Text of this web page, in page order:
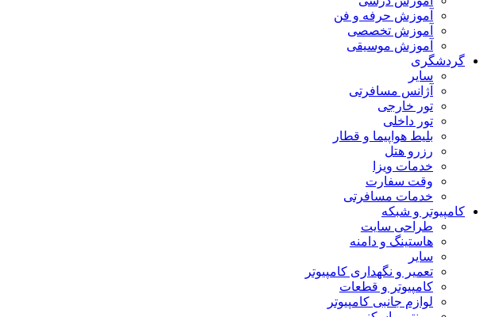
آموزش حرفه و فن
آموزش تخصصی
آموزش موسیقی
گردشگری
سایر
آژانس مسافرتی
تور خارجی
تور داخلی
بلیط هواپیما و قطار
رزرو هتل
خدمات ویزا
وقت سفارت
خدمات مسافرتی
کامپیوتر و شبکه
طراحی سایت
هاستینگ و دامنه
سایر
تعمیر و نگهداری کامپیوتر
کامپیوتر و قطعات
لوازم جانبی کامپیوتر